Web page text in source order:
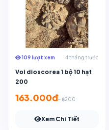
109 lượt xem 4 tháng trước
Voi dioscorea 1 bộ 10 hạt
200
163.000đ~ ฿200
Xem Chi Tiết